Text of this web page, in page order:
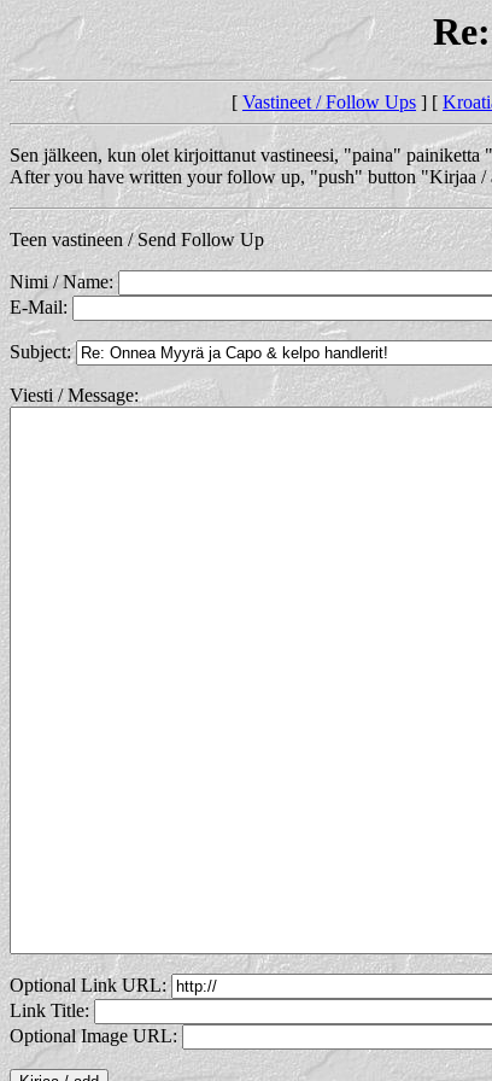
[ Vastineet / Follow Ups ] [
Sen jälkeen, kun olet kirjoittanut vastineesi, "paina"
After you have written your follow up, "push" button "Kirjaa /
Teen vastineen / Send Follow Up
Nimi / Name:
E-Mail:
Subject:
Viesti / Message:
Optional Link URL:
Link Title:
Optional Image URL: